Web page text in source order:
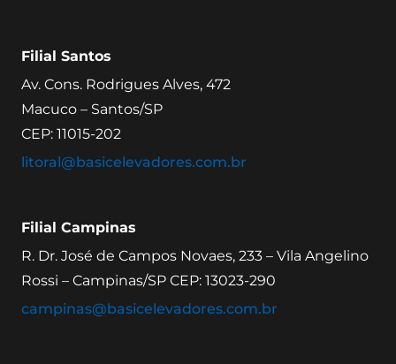
Filial Santos
Av. Cons. Rodrigues Alves, 472
Macuco – Santos/SP
CEP: 11015-202
litoral@basicelevadores.com.br
Filial Campinas
R. Dr. José de Campos Novaes, 233 – Vila Angelino
Rossi – Campinas/SP CEP: 13023-290
campinas@basicelevadores.com.br